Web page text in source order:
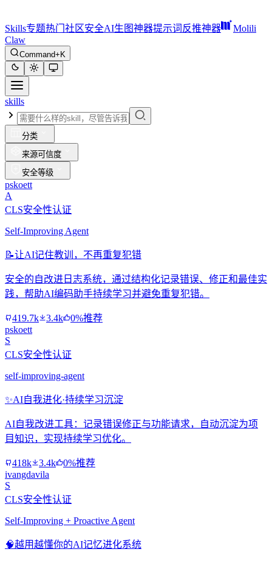
Skills专题热门 社区安全AI生图神器提示词反推神器
Molili
Claw
Command+K
skills
分类
来源可信度
安全等级
pskoett
A
CLS安全性认证
Self-Improving Agent
📝让AI记住教训，不再重复犯错
安全的自改进日志系统，通过结构化记录错误、修正和最佳实
践，帮助AI编码助手持续学习并避免重复犯错。
419.7k 3.4k
0%推荐
pskoett
S
CLS安全性认证
self-improving-agent
✨AI自我进化·持续学习沉淀
AI自我改进工具：记录错误修正与功能请求，自动沉淀为项
目知识，实现持续学习优化。
418k 3.4k
0%推荐
ivangdavila
S
CLS安全性认证
Self-Improving + Proactive Agent
🧠越用越懂你的AI记忆进化系统